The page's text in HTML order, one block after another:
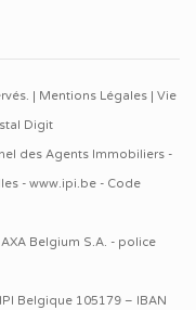
| Mentions Légales Vie
Digit
des Agents Immobiliers -
- www.ipi.be- Code
Belgium S.A. - police
Belgique 105179 – IBAN